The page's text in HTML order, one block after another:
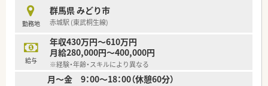
時短勤務ができるよう変更予定です。
■年間休日が120日とワークライフバランスが整っています
■日用品から常備薬まで、従業員割引制度など嬉しいメリットも
たくさんあります！
勤務地
群馬県 みどり市
赤城駅 (東武桐生線)
給与
年収430万円～610万円
月給280,000円～400,000円
※経験・年齢・スキルにより異なる
月～金 9：00～18：00（休憩60分）